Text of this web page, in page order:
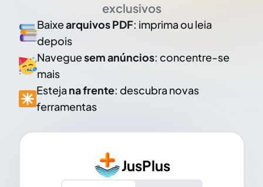
exclusivos
Baixearquivos PDF: imprima ou leia
depois
Naveguesem anúncios: concentre-se
mais
Esteja na frente: descubra novas
ferramentas
JusPlus